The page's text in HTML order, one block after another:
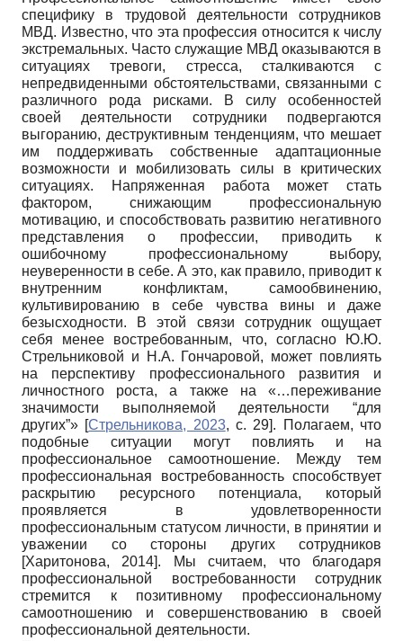
специфику в трудовой деятельности сотрудников
МВД. Известно, что эта профессия относится к числу
экстремальных. Часто служащие МВД оказываются в
ситуациях тревоги, стресса, сталкиваются с
непредвиденными обстоятельствами, связанными с
различного рода рисками. В силу особенностей
своей деятельности сотрудники подвергаются
выгоранию, деструктивным тенденциям, что мешает
им поддерживать собственные адаптационные
возможности и мобилизовать силы в критических
ситуациях. Напряженная работа может стать
фактором, снижающим профессиональную
мотивацию, и способствовать развитию негативного
представления о профессии, приводить к
ошибочному профессиональному выбору,
неуверенности в себе. А это, как правило, приводит к
внутренним конфликтам, самообвинению,
культивированию в себе чувства вины и даже
безысходности. В этой связи сотрудник ощущает
себя менее востребованным, что, согласно Ю.Ю.
Стрельниковой и Н.А. Гончаровой, может повлиять
на перспективу профессионального развития и
личностного роста, а также на «…переживание
значимости выполняемой деятельности “для
других”» [Стрельникова, 2023, с. 29]. Полагаем, что
подобные ситуации могут повлиять и на
профессиональное самоотношение. Между тем
профессиональная востребованность способствует
раскрытию ресурсного потенциала, который
проявляется в удовлетворенности
профессиональным статусом личности, в принятии и
уважении со стороны других сотрудников
[Харитонова, 2014]. Мы считаем, что благодаря
профессиональной востребованности сотрудник
стремится к позитивному профессиональному
самоотношению и совершенствованию в своей
профессиональной деятельности.